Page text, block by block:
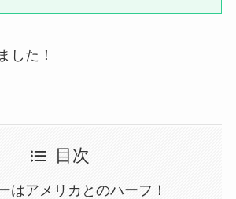
した！
目次
はアメリカとのハーフ！